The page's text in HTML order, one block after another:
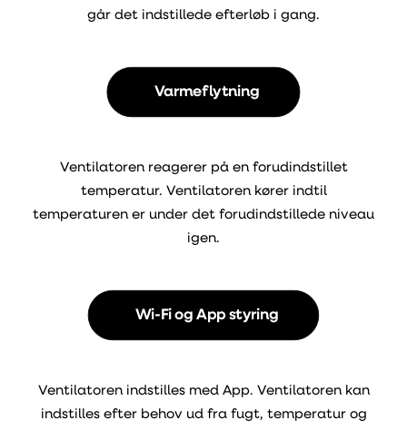
går det indstillede efterløb i gang.
Varmeflytning
Ventilatoren reagerer på en forudindstillet
temperatur. Ventilatoren kører indtil
temperaturen er under det forudindstillede niveau
igen.
Wi-Fi og App styring
Ventilatoren indstilles med App. Ventilatoren kan
indstilles efter behov ud fra fugt, temperatur og